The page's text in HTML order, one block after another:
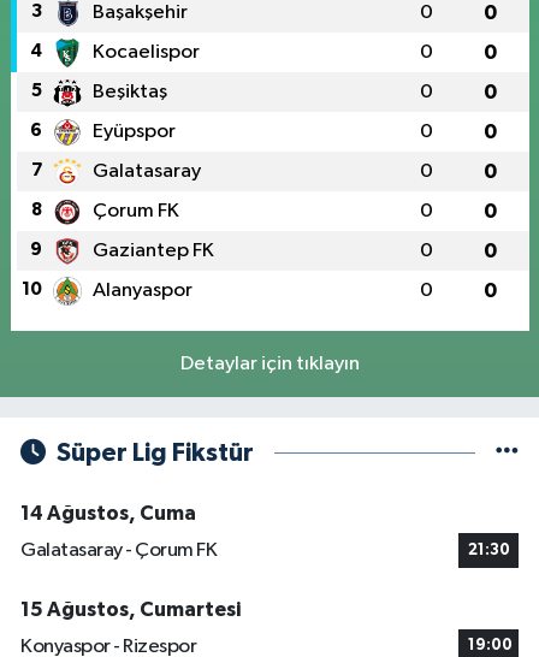
3 Başakşehir 0 0
4 Kocaelispor 0 0
5 Beşiktaş 0 0
6 Eyüpspor 0 0
7 Galatasaray 0 0
8 Çorum FK 0 0
9 Gaziantep FK 0 0
10 Alanyaspor 0 0
Detaylar için tıklayın
Süper Lig Fikstür
14 Ağustos, Cuma
Galatasaray - Çorum FK
21:30
15 Ağustos, Cumartesi
Konyaspor - Rizespor
19:00